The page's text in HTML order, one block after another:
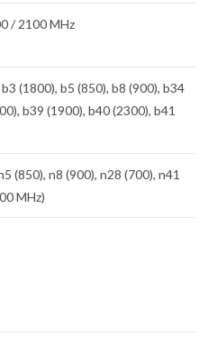
/ 2100 MHz
(1800), b5 (850), b8 (900), b34
b39 (1900), b40 (2300), b41
(850), n8 (900), n28 (700), n41
MHz)